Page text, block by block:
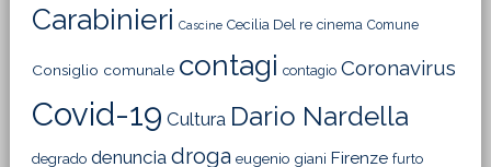
Carabinieri Cascine Cecilia Del re cinema Comune
Consiglio comunale contagi contagio Coronavirus
Covid-19 Cultura Dario Nardella
degrado denuncia droga eugenio giani Firenze furto